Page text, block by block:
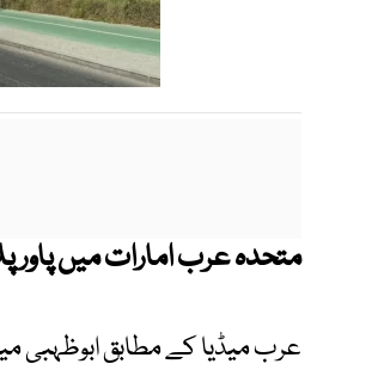
متحدہ عرب امارات میں
عرب میڈیا کے مطابق ابوظہبی